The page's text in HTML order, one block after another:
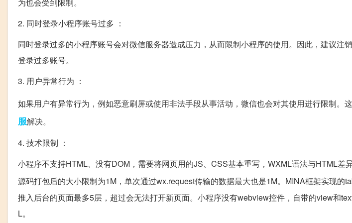
为也会受到限制。
2. 同时登录小程序账号过多 ：
同时登录过多的小程序账号会对微信服务器造成压力，从而限制小程序的使用。因此，建议注
登录过多账号。
3. 用户异常行为 ：
如果用户有异常行为，例如恶意刷屏或使用非法手段从事活动，微信也会对其使用进行限制。
服解决。
4. 技术限制 ：
小程序不支持HTML、没有DOM，需要将网页用的JS、CSS基本重写，WXML语法与HTML差
源码打包后的大小限制为1M，单次通过wx.request传输的数据最大也是1M。MINA框架实现的
推入后台的页面最多5层，超过会无法打开新页面。小程序没有webview控件，自带的view和
L。